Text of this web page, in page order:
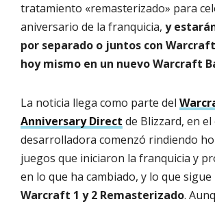
tratamiento «remasterizado» para
aniversario de la franquicia, y
por separado o juntos con
hoy mismo en un nuevo Warcraft
La noticia llega como parte del
Anniversary Direct de Blizzard, en el
desarrolladora comenzó rindiendo
juegos que iniciaron la franquicia y
en lo que ha cambiado, y lo que sigue
Warcraft 1 y 2 Remasterizado.